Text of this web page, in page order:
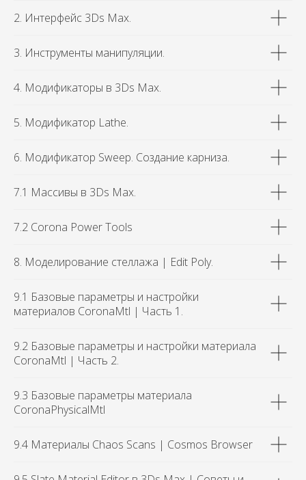
2. Интерфейс 3Ds Max.
3. Инструменты манипуляции.
4. Модификаторы в 3Ds Max.
5. Модификатор Lathe.
6. Модификатор Sweep. Создание карниза.
7.1 Массивы в 3Ds Max.
7.2 Corona Power Tools
8. Моделирование стеллажа | Edit Poly.
9.1 Базовые параметры и настройки
материалов CoronaMtl | Часть 1.
9.2 Базовые параметры и настройки материала
CoronaMtl | Часть 2.
9.3 Базовые параметры материала
CoronaPhysicalMtl
9.4 Материалы Chaos Scans | Cosmos Browser